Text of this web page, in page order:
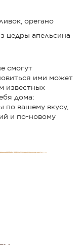
орегано
цедры апельсина
смогут
ими может
известных
дома:
по вашему вкусу,
и по-новому